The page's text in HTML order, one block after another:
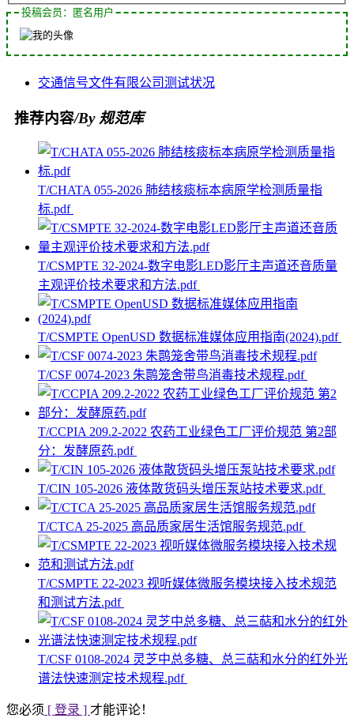
投稿会员：匿名用户
交通信号文件有限公司测试状况
推荐内容/By 规范库
T/CHATA 055-2026 肺结核痰标本病原学检测质量指
标.pdf
T/CSMPTE 32-2024-数字电影LED影厅主声道还音质量
主观评价技术要求和方法.pdf
T/CSMPTE OpenUSD 数据标准媒体应用指南(2024).pdf
T/CSF 0074-2023 朱鹮笼舍带鸟消毒技术规程.pdf
T/CCPIA 209.2-2022 农药工业绿色工厂评价规范 第2部
分：发酵原药.pdf
T/CIN 105-2026 液体散货码头增压泵站技术要求.pdf
T/CTCA 25-2025 高品质家居生活馆服务规范.pdf
T/CSMPTE 22-2023 视听媒体微服务模块接入技术规范
和测试方法.pdf
T/CSF 0108-2024 灵芝中总多糖、总三萜和水分的红外光
谱法快速测定技术规程.pdf
您必须 [ 登录 ] 才能评论！